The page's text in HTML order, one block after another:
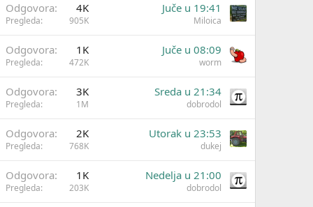
Odgovora 4K
Pregleda 905K
Juče u 19:41
Miloica
Odgovora 1K
Pregleda 472K
Juče u 08:09
worm
Odgovora 3K
Pregleda 1M
Sreda u 21:34
dobrodol
Odgovora 2K
Pregleda 768K
Utorak u 23:53
dukej
Odgovora 1K
Pregleda 203K
Nedelja u 21:00
dobrodol